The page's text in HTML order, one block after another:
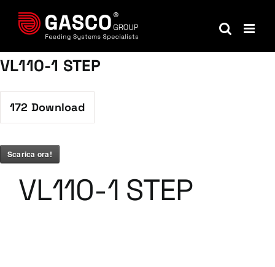
contenuto
VL110-1 STEP
172 Download
Scarica ora!
VL110-1 STEP